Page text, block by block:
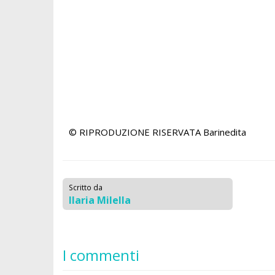
© RIPRODUZIONE RISERVATA Barinedita
Scritto da
Ilaria Milella
I commenti